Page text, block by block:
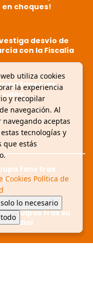
en choques!
desvío de
con la Fiscalía
fans tras
video
fans tras
video
disculpas tras su
utiliza cookies
la experiencia
y recopilar
navegación. Al
aceptas
tecnologías y
que estás
Cookies Política de
lo necesario